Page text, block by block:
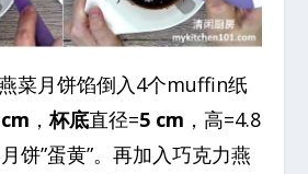
菜月饼馅倒入4个muffin纸
，杯底直径=5 cm ，高=4.8
饼”蛋黄”。再加入巧克力燕